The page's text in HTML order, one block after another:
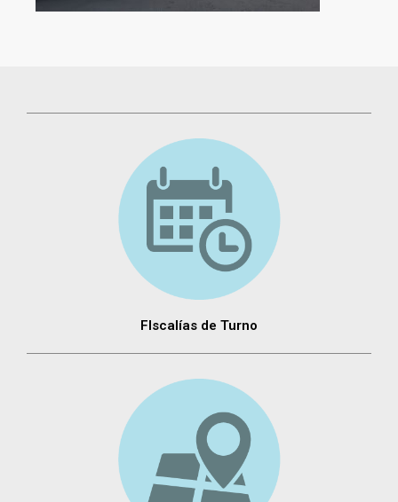
FIscalías de Turno